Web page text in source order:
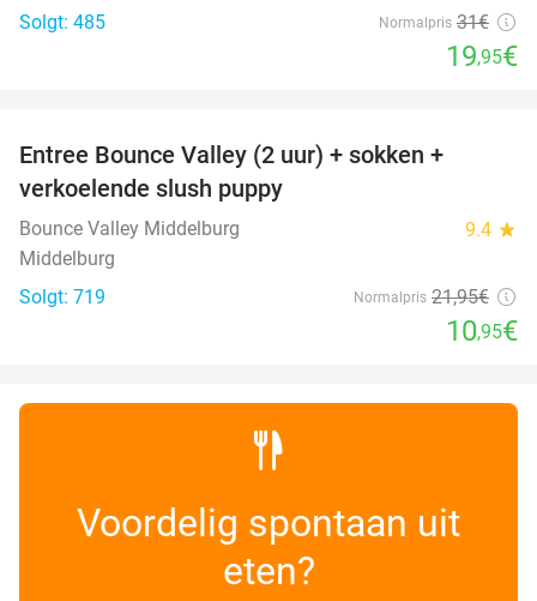
Solgt: 485
Normalpris 31€
19,95€
Entree Bounce Valley (2 uur) + sokken +
verkoelende slush puppy
Bounce Valley Middelburg 9.4 star
Middelburg
Solgt: 719
Normalpris 21,95€
10,95€
Voordelig spontaan uit
eten?